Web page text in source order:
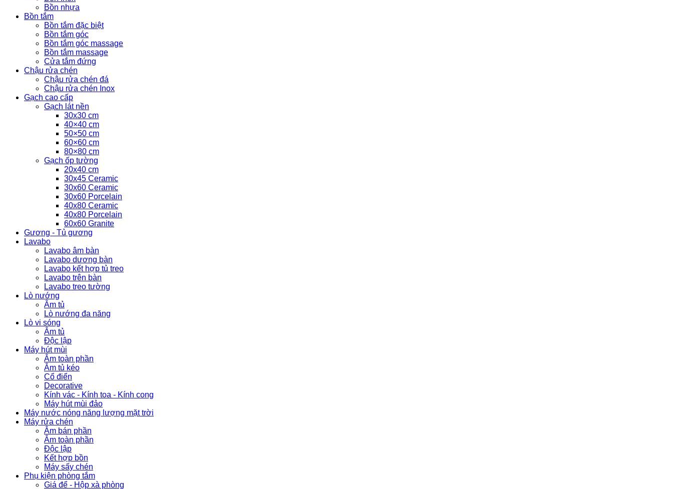
Bồn nhựa
Bồn tắm
Bồn tắm đặc biệt
Bồn tắm góc
Bồn tắm góc massage
Bồn tắm massage
Cửa tắm đứng
Chậu rửa chén
Chậu rửa chén đá
Chậu rửa chén Inox
Gạch cao cấp
Gạch lát nền
30x30 cm
40×40 cm
50×50 cm
60×60 cm
80×80 cm
Gạch ốp tường
20x40 cm
30x45 Ceramic
30x60 Ceramic
30x60 Porcelain
40x80 Ceramic
40x80 Porcelain
60x60 Granite
Gương - Tủ gương
Lavabo
Lavabo âm bàn
Lavabo dương bàn
Lavabo kết hợp tủ treo
Lavabo trên bàn
Lavabo treo tường
Lò nướng
Âm tủ
Lò nướng đa năng
Lò vi sóng
Âm tủ
Độc lập
Máy hút mùi
Âm toàn phần
Âm tủ kéo
Cổ điển
Decorative
Kính vác - Kính toa - Kính cong
Máy hút mùi đảo
Máy nước nóng năng lượng mặt trời
Máy rửa chén
Âm bán phần
Âm toàn phần
Độc lập
Kết hợp bồn
Máy sấy chén
Phụ kiện phòng tắm
Giá để - Hộp xà phòng